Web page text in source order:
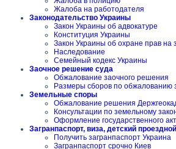
Жалоба на работодателя
Законодательство Украины
Закон Украины об адвокатуре
Конституция Украины
Закон Украины об охране прав на
Наследование
Семейный кодекс Украины
Заочное решение суда
Обжалование заочного решения
Размеры сборов по обжалованию
Земельные споры
Обжалование решения
Консультации по земельному
Оформление государственного
Загранпаспорт, виза, детский проездной
Получить загранпаспорт Украина
Загранпаспорт срочно Киев